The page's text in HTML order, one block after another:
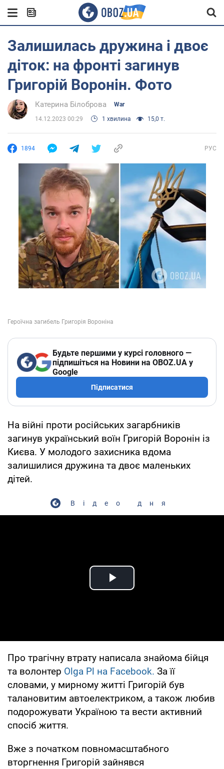
Залишилась дружина і двоє
діток: на фронті загинув
Григорій Воронін. Фото
Катерина Білоброва War
14.12.2023 00:29 1 хвилина 15,0 т.
1894 РУС
Будьте першими у курсі головного —
підпишіться на Новини на OBOZ.UA у
Google
Підписатися
На війні проти російських загарбників
загинув український воїн Григорій Воронін із
Києва. У молодого захисника вдома
залишилися дружина та двоє маленьких
дітей.
Відео дня
Play Video
Про трагічну втрату написала знайома бійця
та волонтер Olga Pl на Facebook. За її
словами, у мирному житті Григорій був
талановитим автоелектриком, а також любив
подорожувати Україною та вести активний
спосіб життя.
Вже з початком повномасштабного
вторгнення Григорій зайнявся